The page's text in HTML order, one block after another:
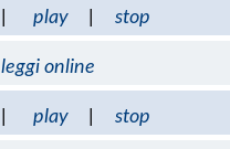
play stop
leggi online
play stop